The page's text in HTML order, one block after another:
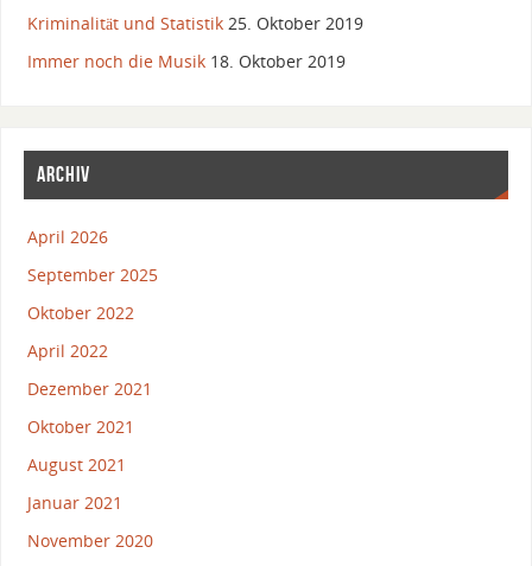
Kriminalität und Statistik 25. Oktober 2019
Immer noch die Musik 18. Oktober 2019
ARCHIV
April 2026
September 2025
Oktober 2022
April 2022
Dezember 2021
Oktober 2021
August 2021
Januar 2021
November 2020